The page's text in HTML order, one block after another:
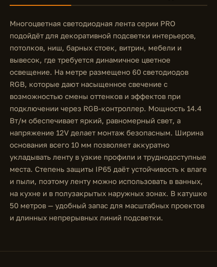
Многоцветная светодиодная лента серии PRO
подойдёт для декоративной подсветки интерьеров,
потолков, ниш, барных стоек, витрин, мебели и
вывесок, где требуется динамичное цветное
освещение. На метре размещено 60 светодиодов
RGB, которые дают насыщенное свечение с
возможностью смены оттенков и эффектов при
подключении через RGB-контроллер. Мощность 14.4
Вт/м обеспечивает яркий, равномерный свет, а
напряжение 12V делает монтаж безопасным. Ширина
основания всего 10 мм позволяет аккуратно
укладывать ленту в узкие профили и труднодоступные
места. Степень защиты IP65 даёт устойчивость к влаге
и пыли, поэтому ленту можно использовать в ванных,
на кухне и в полузакрытых наружных зонах. В катушке
50 метров — удобный запас для масштабных проектов
и длинных непрерывных линий подсветки.